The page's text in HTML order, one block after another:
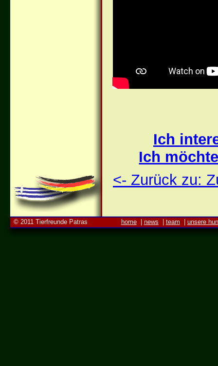
Ich
Ich
<- Zurück zu:
© 2011 Tierfreunde Patras home| news team unsere